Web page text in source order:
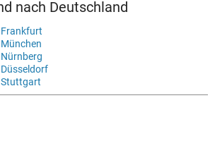
nach Deutschland
Stuttgart